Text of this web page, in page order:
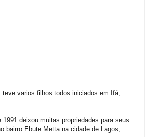
varios filhos todos iniciados em Ifá,
deixou muitas propriedades para seus
bairro Ebute Metta na cidade de Lagos,